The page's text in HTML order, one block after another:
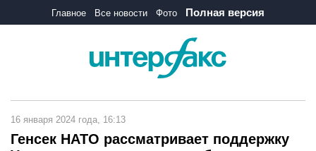
Главное Все новости Фото Полная версия
16 января 2024 года, 16:13
Генсек НАТО рассматривает поддержку